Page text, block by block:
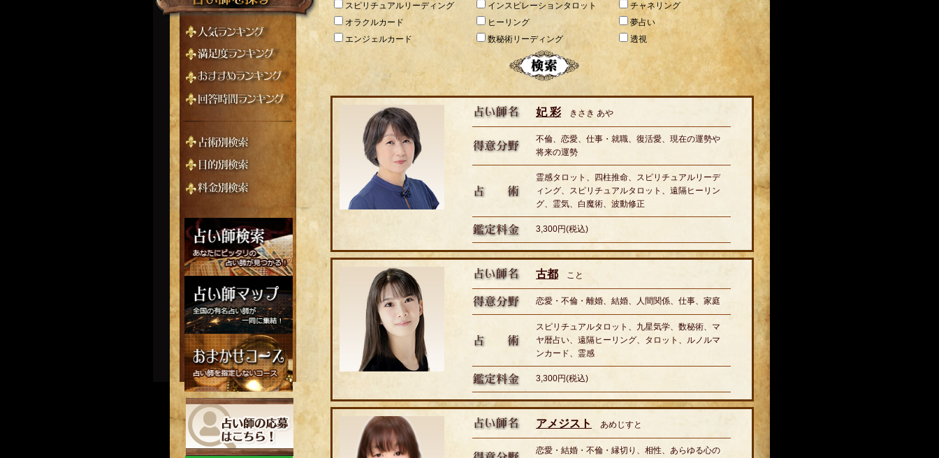
スピリチュアルリーディング
インスピレーションタロット
チャネリング
オラクルカード
ヒーリング
夢占い
エンジェルカード
数秘術リーディング 透視
妃 彩きさき あや
不倫、恋愛、仕事・就職、復活愛、現在の運勢や
将来の運勢
霊感タロット、四柱推命、スピリチュアルリーデ
ィング、スピリチュアルタロット、遠隔ヒーリン
グ、霊気、白魔術、波動修正
3,300円(税込)
古都 こと
恋愛・不倫・離婚、結婚、人間関係、仕事、家庭
スピリチュアルタロット、九星気学、数秘術、マ
ヤ暦占い、遠隔ヒーリング、タロット、ルノルマ
ンカード、霊感
3,300円(税込)
アメジスト あめじすと
恋愛・結婚・不倫・縁切り、相性、あらゆる心の